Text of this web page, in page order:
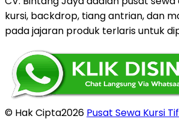
kursi, backdrop, tiang antrian, dan
pada jajaran produk terlaris untuk
© Hak Cipta2026 Pusat Sewa Kursi